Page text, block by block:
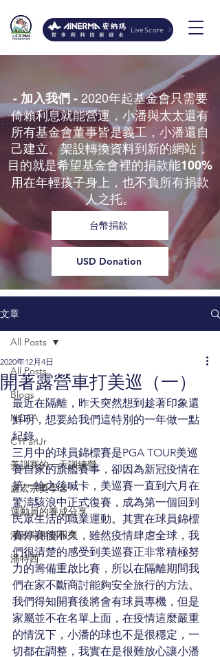
LiveScore
- 加入我們 -2020年起基金會只需要
倚賴利息就能營運，小潘與太太還有
所有基金會董事皆是義工，小潘還自
己建立、架設轉換資料到新的網站，
目的就是希望基金會裡的捐款能100%
用在年輕孩子身上，也不負所有捐款
人之托。
台幣捐款
USD Donation
文章
All Posts
Blogs
NCAA
CTPanJr
美訓賽的一天訓練營
盧宏宗獎學金
運動員的養成分享
潘政琮相關報導
潘特西
All Posts
開著露營車打美巡（一）
2020年12月4日
最近在隔離，昨天突然想到趁著印象還
鮮明，想要給我們這特別的一年做一點
紀錄。
三月中的球員錦標賽是PGA TOUR美巡
賽自家的旗艦賽事，卻因為新冠疫情在
第一輪之後喊卡，美巡賽一直到六月在
驚濤駭浪中正式復賽，成為第一個回到
民眾生活的職業運動。其實在球員錦標
賽停賽後不久，雖然疫情肆虐全球，我
們很清楚的感受到美巡賽正非常積極努
力的籌備重啟比賽，所以在隔離期間我
們在家不斷商討能夠安全旅行的方法。
我們得知開賽後將會有球員專機，但是
家屬並不在名單上面，在疫情這麼嚴重
的情況下，小潘的球也不是很穩定，一
切都在調整，我實在是很難放心讓小潘